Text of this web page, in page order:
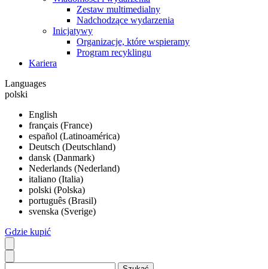
Zestaw multimedialny
Nadchodzące wydarzenia
Inicjatywy
Organizacje, które wspieramy
Program recyklingu
Kariera
Languages
polski
English
français (France)
español (Latinoamérica)
Deutsch (Deutschland)
dansk (Danmark)
Nederlands (Nederland)
italiano (Italia)
polski (Polska)
português (Brasil)
svenska (Sverige)
Gdzie kupić